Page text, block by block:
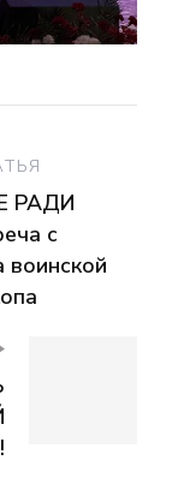
РАДИ
с
воинской